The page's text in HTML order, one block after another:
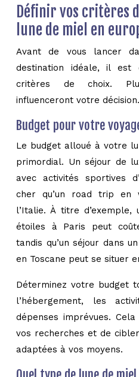
Définir vos critères
lune de miel en
Avant de vous lancer
destination idéale, il est
critères de choix.
influenceront votre décision.
Budget pour votre
Le budget alloué à votre
primordial. Un séjour de
avec activités sportives
cher qu’un road trip en
l’Italie. À titre
étoiles à Paris peut
tandis qu’un séjour dans
en Toscane peut se situer
Déterminez votre budget
l’hébergement, les
dépenses imprévues.
vos recherches et de
adaptées à vos moyens.